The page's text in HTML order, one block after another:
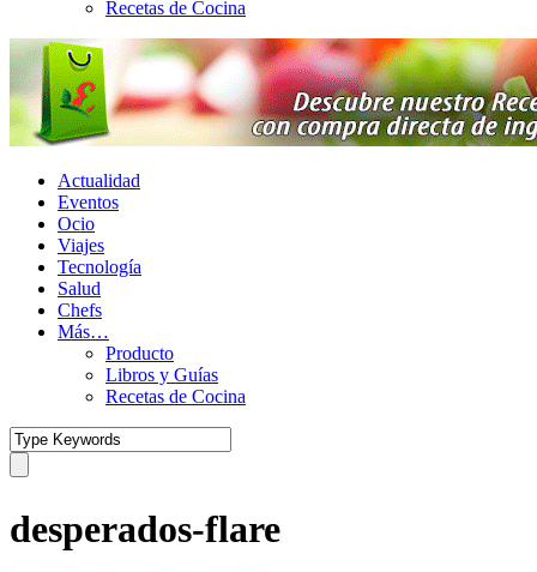
Recetas de Cocina
Actualidad
Eventos
Ocio
Viajes
Tecnología
Salud
Chefs
Más…
Producto
Libros y Guías
Recetas de Cocina
desperados-flare